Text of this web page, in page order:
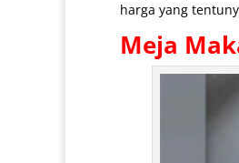
harga yang
Meja